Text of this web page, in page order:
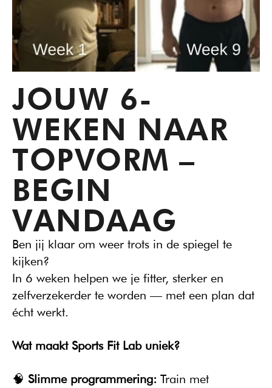
JOUW 6-
WEKEN NAAR
TOPVORM –
BEGIN
VANDAAG
Ben jij klaar om weer trots in de spiegel te
kijken?
In 6 weken helpen we je fitter, sterker en
zelfverzekerder te worden — met een plan dat
écht werkt.
Wat maakt Sports Fit Lab uniek?
🧠 Slimme programmering: Train met